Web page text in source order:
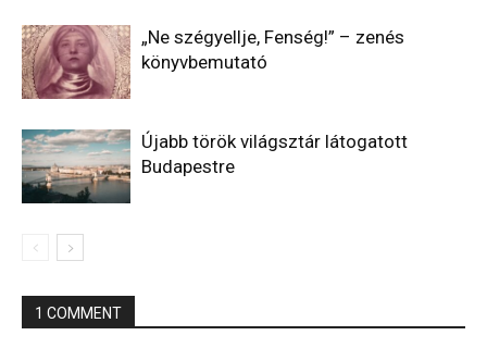
„Ne szégyellje, Fenség!” – zenés
könyvbemutató
Újabb török világsztár látogatott
Budapestre
1 COMMENT